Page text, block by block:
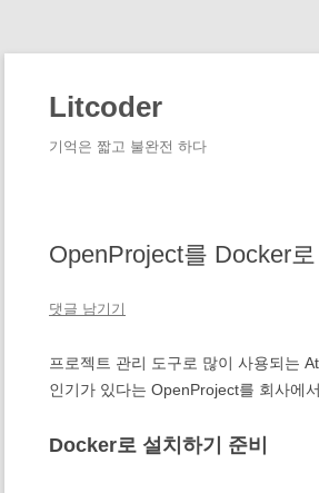
건
너
뛰
Litcoder
기억은 짧고 불완전 하다
OpenProject를 Docker
댓글 남기기
프로젝트 관리 도구로 많이 사용되는
인기가 있다는 OpenProject를 회사에
Docker로 설치하기 준비